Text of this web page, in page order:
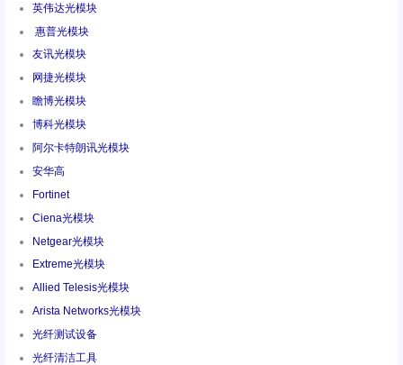
英伟达光模块
惠普光模块
友讯光模块
网捷光模块
瞻博光模块
博科光模块
阿尔卡特朗讯光模块
安华高
Fortinet
Ciena光模块
Netgear光模块
Extreme光模块
Allied Telesis光模块
Arista Networks光模块
光纤测试设备
光纤清洁工具